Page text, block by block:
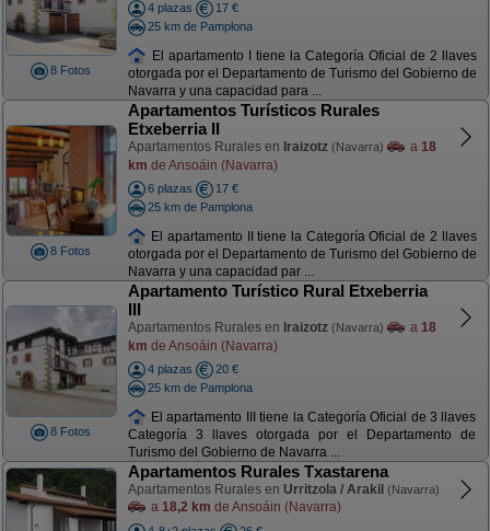
8 Fotos
4 plazas
17 €
25 km de Pamplona
El apartamento I tiene la Categoría Oficial de 2 llaves
otorgada por el Departamento de Turismo del Gobierno de
Navarra y una capacidad para ...
8 Fotos
Apartamentos Turísticos Rurales
Etxeberria II
Apartamentos Rurales en Iraizotz (Navarra) a 18
km de Ansoáin (Navarra)
6 plazas
17 €
25 km de Pamplona
El apartamento II tiene la Categoría Oficial de 2 llaves
otorgada por el Departamento de Turismo del Gobierno de
Navarra y una capacidad par ...
8 Fotos
Apartamento Turístico Rural Etxeberria
III
Apartamentos Rurales en Iraizotz (Navarra) a 18
km de Ansoáin (Navarra)
4 plazas
20 €
25 km de Pamplona
El apartamento III tiene la Categoría Oficial de 3 llaves
Categoría 3 llaves otorgada por el Departamento de
Turismo del Gobierno de Navarra ...
Apartamentos Rurales Txastarena
Apartamentos Rurales en Urritzola / Arakil (Navarra)
a 18,2 km de Ansoáin (Navarra)